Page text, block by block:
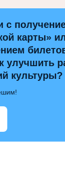
с
карты»
улучшить
культуры?